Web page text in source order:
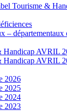
Tourisme &
– départementaux
Handicap AVRIL
Handicap AVRIL
2026
2025
2024
2023